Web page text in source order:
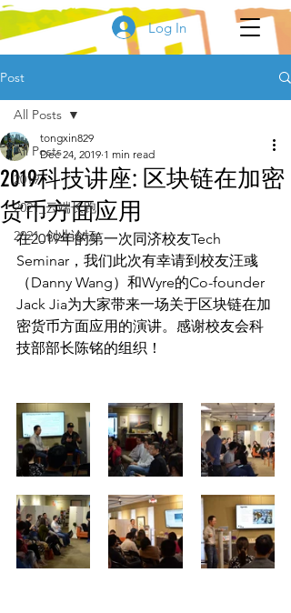
Log In
Post
All Posts
2019
2021_云端长跑
2021_创业论坛
All Posts
2019科技讲座: 区块链在加密
货币方面应用
tongxin829
Dec 24, 2019 1 min read
在2019年的第一次同济校友Tech
Seminar，我们此次有幸请到校友汪彧
（Danny Wang）和Wyre的Co-founder
Jack Jia为大家带来一场关于区块链在加
密货币方面应用的演讲。感谢校友会科
技部部长陈铭的组织！